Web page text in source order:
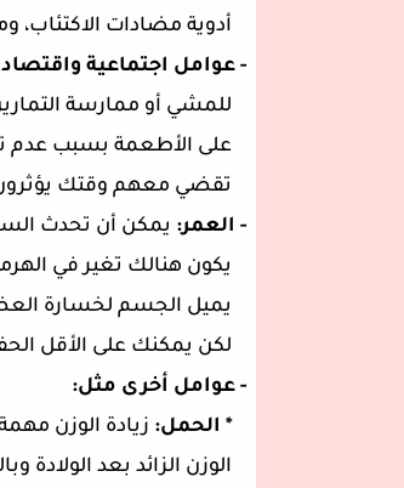
أدوية مضادات الاكتئاب،
- عوامل اجتماعية
للمشي أو ممارسة
على الأطعمة بسبب عدم
تقضي معهم وقتك
- العمر: يمكن أن تحدث
يكون هنالك تغير في
يميل الجسم لخسارة
لكن يمكنك على الأقل
- عوامل أخرى مثل:
* الحمل: زيادة الوزن
الوزن الزائد بعد الولادة